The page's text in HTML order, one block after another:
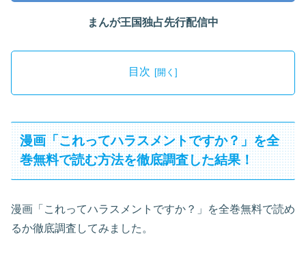
まんが王国独占先行配信中
目次
漫画「これってハラスメントですか？」を全
巻無料で読む方法を徹底調査した結果！
漫画「これってハラスメントですか？」を全巻無料で読め
るか徹底調査してみました。